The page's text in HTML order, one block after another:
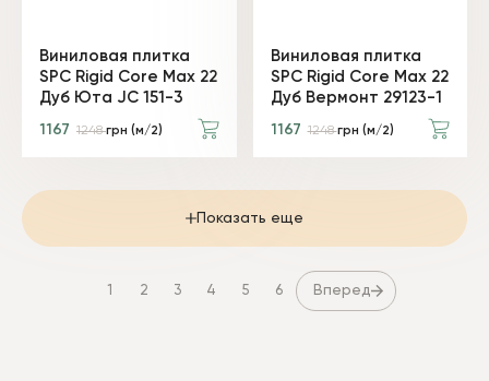
Виниловая плитка
SPC Rigid Core Max 22
Дуб Юта JC 151-3
1167 1248грн (м/2)
Виниловая плитка
SPC Rigid Core Max 22
Дуб Вермонт 29123-1
1167 1248грн (м/2)
Показать еще
1 2 3 4 5 6 Вперед